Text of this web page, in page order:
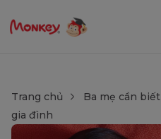
Trang chủ Ba mẹ cần biết
gia đình